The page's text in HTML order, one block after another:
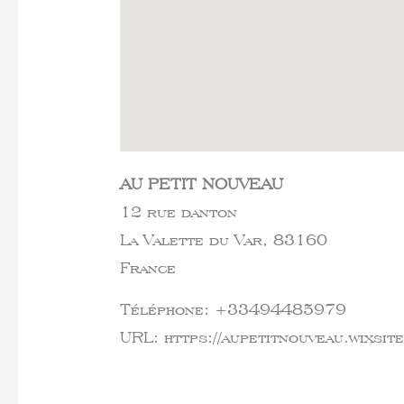
AU PETIT NOUVEAU
12 rue danton
La Valette du Var,83160
France
Téléphone: +33494485979
URL:https://